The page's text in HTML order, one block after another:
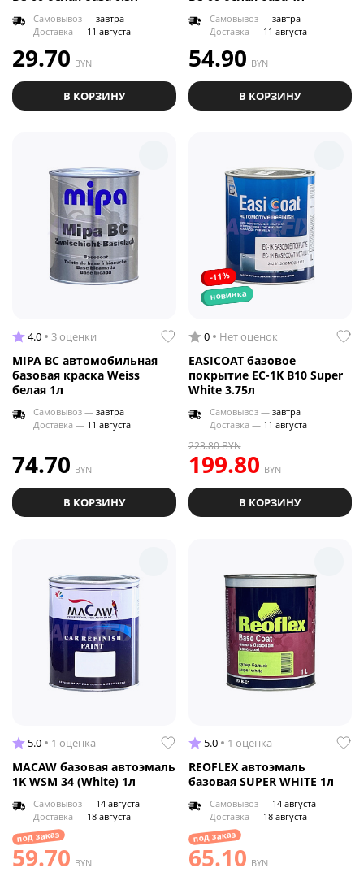
Самовывоз — завтра
Доставка — 11 августа
29.70 BYN
В КОРЗИНУ
Самовывоз — завтра
Доставка — 11 августа
54.90 BYN
В КОРЗИНУ
4.0 3 оценки
MIPA BC автомобильная
базовая краска Weiss
белая 1л
Самовывоз — завтра
Доставка — 11 августа
74.70 BYN
В КОРЗИНУ
-11%
новинка
0 Нет оценок
EASICOAT базовое
покрытие EC-1K B10 Super
White 3.75л
Самовывоз — завтра
Доставка — 11 августа
199.80 BYN
223.80BYN
В КОРЗИНУ
5.0 1 оценка
MACAW базовая автоэмаль
1K WSM 34 (White) 1л
Самовывоз — 14 августа
Доставка — 18 августа
под заказ
59.70 BYN
5.0 1 оценка
REOFLEX автоэмаль
базовая SUPER WHITE 1л
Самовывоз — 14 августа
Доставка — 18 августа
под заказ
65.10 BYN